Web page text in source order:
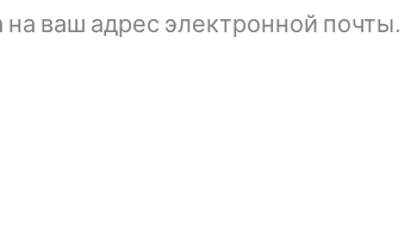
ваш адрес электронной почты.